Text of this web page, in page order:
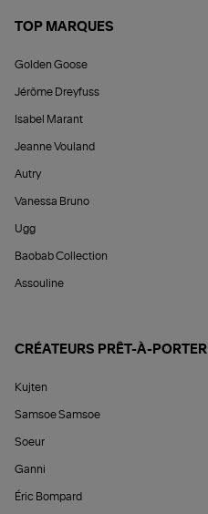
TOP MARQUES
Golden Goose
Jérôme Dreyfuss
Isabel Marant
Jeanne Vouland
Autry
Vanessa Bruno
Ugg
Baobab Collection
Assouline
CRÉATEURS PRÊT-À-PORTER
Kujten
Samsoe Samsoe
Soeur
Ganni
Éric Bompard